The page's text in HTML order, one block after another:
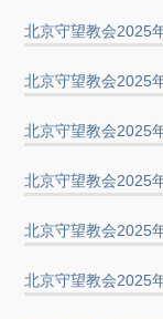
北京守望教会2025
北京守望教会2025
北京守望教会2025
北京守望教会2025
北京守望教会2025
北京守望教会2025